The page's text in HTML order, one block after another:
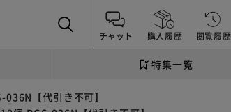
チャット 購入履歴 閲覧履歴
特集一覧
【代引き不可】